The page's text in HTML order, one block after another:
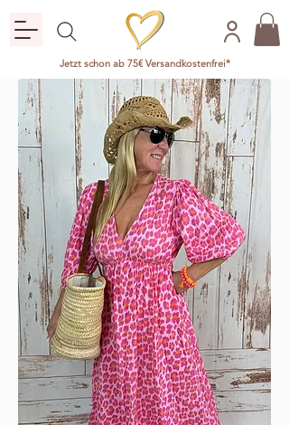
Jetzt schon ab 75€ Versandkostenfrei*